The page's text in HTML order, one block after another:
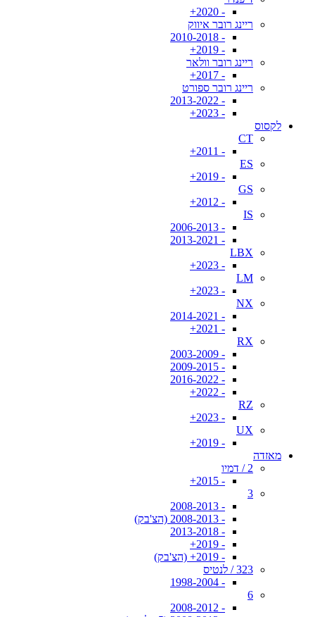
- 2020+
ריינג רובר איווק
- 2010-2018
- 2019+
ריינג רובר וולאר
- 2017+
ריינג רובר ספורט
- 2013-2022
- 2023+
לקסוס
CT
- 2011+
ES
- 2019+
GS
- 2012+
IS
- 2006-2013
- 2013-2021
LBX
- 2023+
LM
- 2023+
NX
- 2014-2021
- 2021+
RX
- 2003-2009
- 2009-2015
- 2016-2022
- 2022+
RZ
- 2023+
UX
- 2019+
מאזדה
2 / דמיו
- 2015+
3
- 2008-2013
- 2008-2013 (הצ'בק)
- 2013-2018
- 2019+
- 2019+ (הצ'בק)
323 / לנטיס
- 1998-2004
6
- 2008-2012